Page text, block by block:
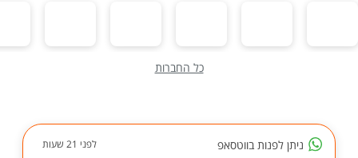
כל החברות
ניתן לפנות בווטסאפ לפני 21 שעות